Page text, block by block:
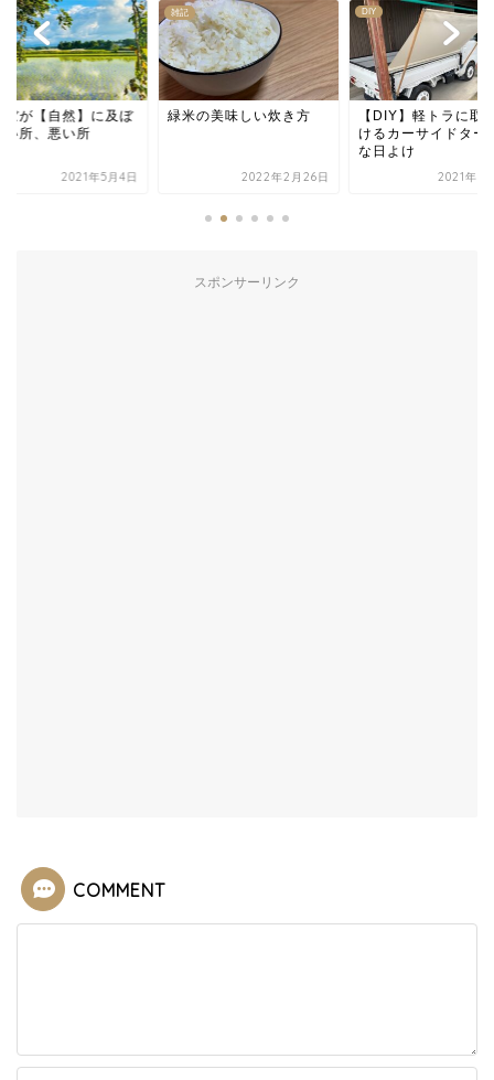
ぼが【自然】に及ぼ
い所、悪い所
2021年5月4日
雑記
緑米の美味しい炊き方
2022年2月26日
DIY
【DIY】軽トラに取
けるカーサイドター
な日よけ
2021年6
スポンサーリンク
COMMENT